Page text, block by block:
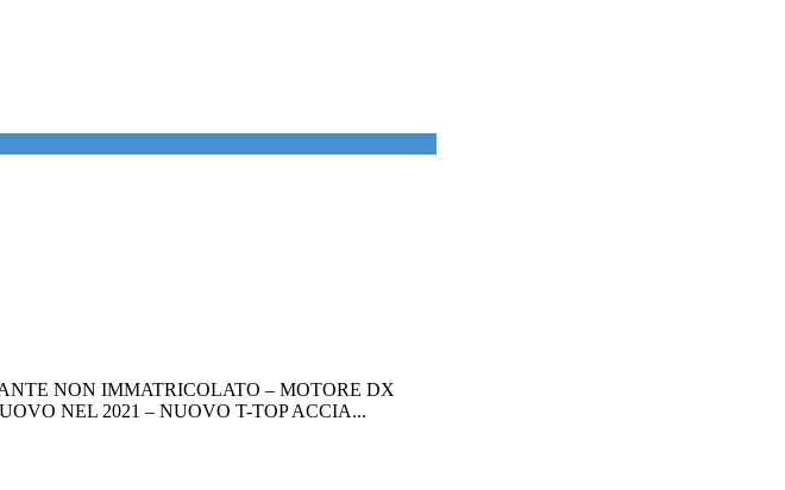
NON IMMATRICOLATO – MOTORE DX
NEL 2021 – NUOVO T-TOP ACCIA...